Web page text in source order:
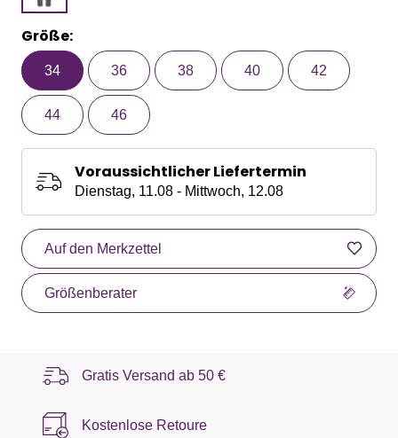
Größe:
34 36 38 40 42
44 46
Voraussichtlicher Liefertermin
Dienstag, 11.08 - Mittwoch, 12.08
Auf den Merkzettel
Größenberater
Gratis Versand ab 50 €
Kostenlose Retoure